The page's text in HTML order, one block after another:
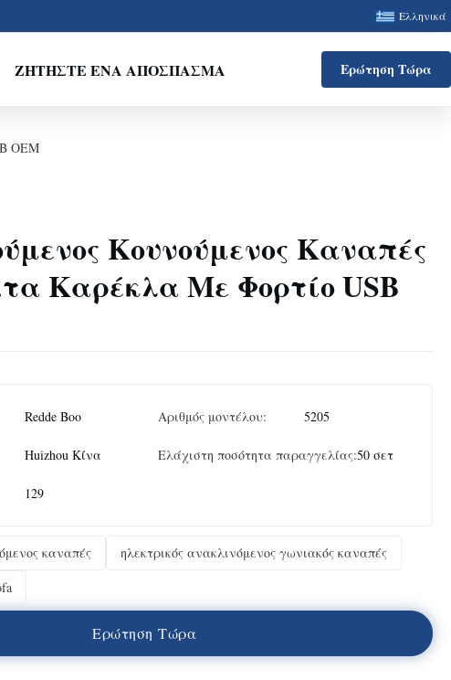
Ελληνικά
ΖΗΤΉΣΤΕ ΈΝΑ ΑΠΌΣΠΑΣΜΑ Ερώτηση Τώρα
OEM
Κουνούμενος Καναπές
Καρέκλα Με Φορτίο USB
Redde Boo Αριθμός μοντέλου: 5205
Huizhou Κίνα Ελάχιστη ποσότητα παραγγελίας:50 σετ
129
καναπές
ηλεκτρικός ανακλινόμενος γωνιακός καναπές
Ερώτηση Τώρα